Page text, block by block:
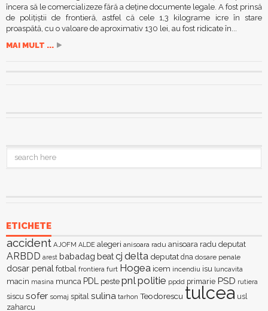
încera să le comercializeze fără a deţine documente legale. A fost prinsă
de poliţiştii de frontieră, astfel că cele 1,3 kilograme icre în stare
proaspătă, cu o valoare de aproximativ 130 lei, au fost ridicate în...
MAI MULT ...
ETICHETE
accident AJOFM ALDE alegeri anisoara radu anisoara radu deputat
ARBDD arest babadag beatcj delta deputat dna dosare penale
dosar penal fotbal frontiera furt Hogea icem incendiu isu luncavita
macin masina munca PDL peste pnl politie ppdd primarie PSD rutiera
siscu sofer somaj spital sulina tarhon Teodorescu tulcea usl
zaharcu